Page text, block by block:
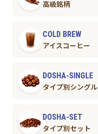
高級銘柄
COLD BREW
アイスコーヒー
DOSHA-SINGLE
タイプ別シングル
DOSHA-SET
タイプ別セット